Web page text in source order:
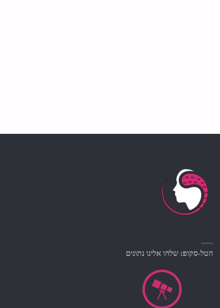
הטל-סקופ: שלחו אלינו נתונים